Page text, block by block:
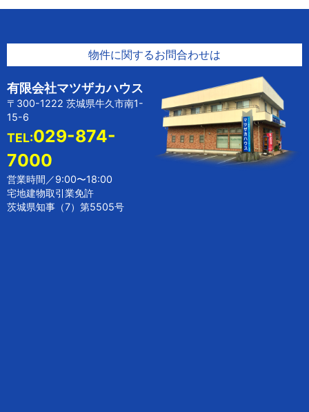
物件に関するお問合わせは
有限会社マツザカハウス
〒300-1222 茨城県牛久市南1-
15-6
TEL:029-874-
7000
営業時間／9:00〜18:00
宅地建物取引業免許
茨城県知事（7）第5505号